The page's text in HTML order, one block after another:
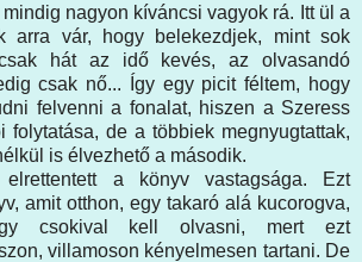
nagyon kíváncsi vagyok rá. Itt ül a
arra vár, hogy belekezdjek, mint sok
hát az idő kevés, az olvasandó
csak nő... Így egy picit féltem, hogy
felvenni a fonalat, hiszen a Szeress
folytatása, de a többiek megnyugtattak,
is élvezhető a második.
elrettentett a könyv vastagsága. Ezt
amit otthon, egy takaró alá kucorogva,
csokival kell olvasni, mert ezt
villamoson kényelmesen tartani. De